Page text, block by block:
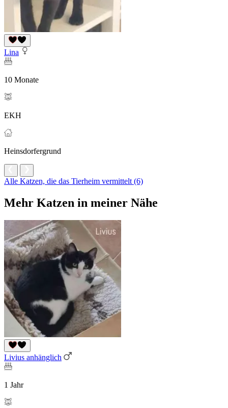
Lina
10 Monate
EKH
Heinsdorfergrund
Alle Katzen, die das Tierheim vermittelt (6)
Mehr Katzen in meiner Nähe
Livius anhänglich
1 Jahr